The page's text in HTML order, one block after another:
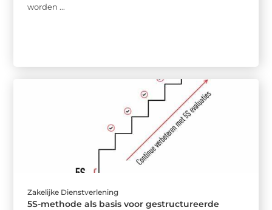
worden ...
Zakelijke Dienstverlening
5S-methode als basis voor gestructureerde